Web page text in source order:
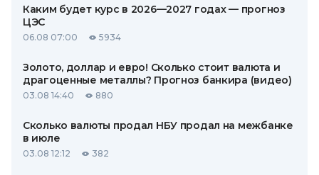
Каким будет курс в 2026—2027 годах — прогноз
ЦЭС
06.08 07:00 5934
Золото, доллар и евро! Сколько стоит валюта и
драгоценные металлы? Прогноз банкира (видео)
03.08 14:40 880
Сколько валюты продал НБУ продал на межбанке
в июле
03.08 12:12 382